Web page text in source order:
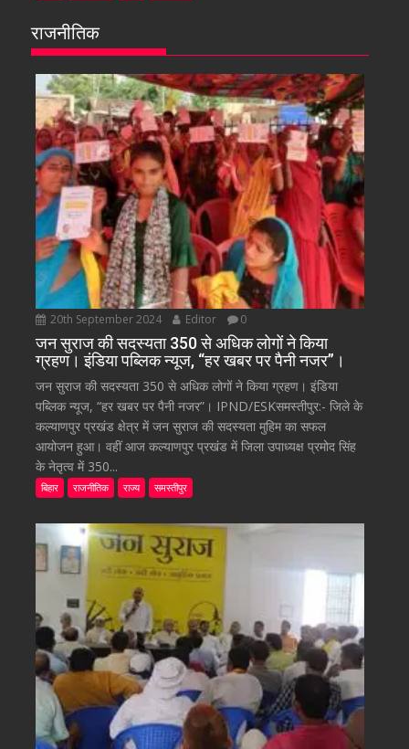
राजनीतिक
20th September 2024 Editor 0
जन सुराज की सदस्यता 350 से अधिक लोगों ने किया
ग्रहण। इंडिया पब्लिक न्यूज, “हर खबर पर पैनी नजर”।
जन सुराज की सदस्यता 350 से अधिक लोगों ने किया ग्रहण। इंडिया
पब्लिक न्यूज, “हर खबर पर पैनी नजर”। IPND/ESKसमस्तीपुर:- जिले के
कल्याणपुर प्रखंड क्षेत्र में जन सुराज की सदस्यता मुहिम का सफल
आयोजन हुआ। वहीं आज कल्याणपुर प्रखंड में जिला उपाध्यक्ष प्रमोद सिंह
के नेतृत्व में 350...
बिहार राजनीतिक राज्य समस्तीपुर